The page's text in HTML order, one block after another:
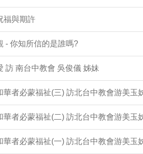
福與期許
- 你知所信的是誰嗎?
訪 南台中教會 吳俊儀 姊妹
者必蒙福祉(三) 訪北台中教會游美玉
者必蒙福祉(二) 訪北台中教會游美玉
者必蒙福祉(一) 訪北台中教會游美玉